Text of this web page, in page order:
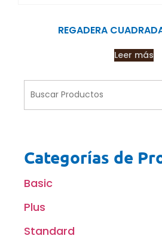
REGADERA
Leer más
Categorías de
Basic
Plus
Standard